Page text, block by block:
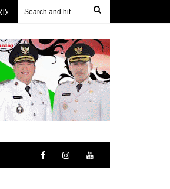
150 Pelajar Tampilkan Tarian Kolosal Bangun